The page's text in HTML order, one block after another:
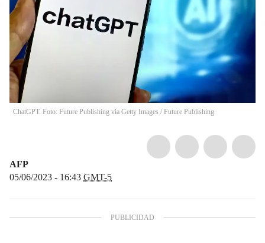
ChatGPT. Foto: Future Publishing via Getty Images / Future Publishing
AFP
05/06/2023 - 16:43 GMT-5